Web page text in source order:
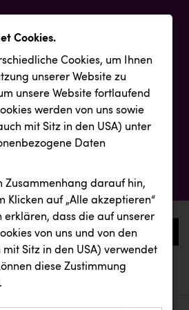
0
Cookies.
Cookies, um Ihnen
unserer Website zu
unsere Website fortlaufend
werden von uns sowie
mit Sitz in den USA) unter
Daten
Zusammenhang darauf hin,
Klicken auf „Alle akzeptieren“
dass die auf unserer
von uns und von den
Sitz in den USA) verwendet
diese Zustimmung